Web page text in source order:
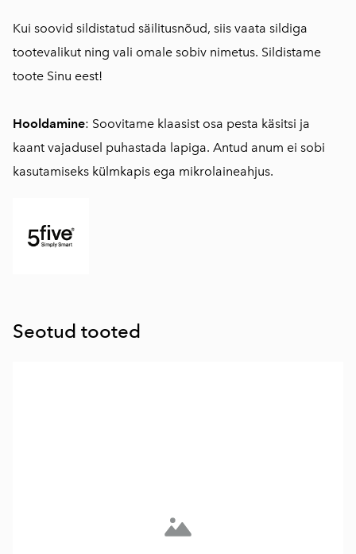
Kui soovid sildistatud säilitusnõud, siis vaata sildiga
tootevalikut ning vali omale sobiv nimetus. Sildistame
toote Sinu eest!
Hooldamine: Soovitame klaasist osa pesta käsitsi ja
kaant vajadusel puhastada lapiga. Antud anum ei sobi
kasutamiseks külmkapis ega mikrolaineahjus.
Seotud tooted